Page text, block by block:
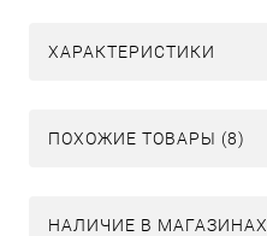
ХАРАКТЕРИСТИКИ
ПОХОЖИЕ ТОВАРЫ (8)
НАЛИЧИЕ В МАГАЗИНАХ